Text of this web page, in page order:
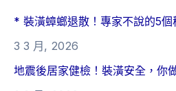
* 裝潢蟑螂退散！專家不說的5個
3 3 月, 2026
地震後居家健檢！裝潢安全，你